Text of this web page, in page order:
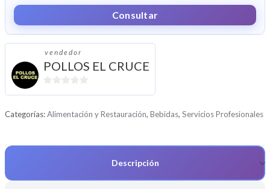
Consultar
vendedor
POLLOS EL CRUCE
e
Categorías:Alimentación y Restauración, Bebidas, Servicios Profesionales
Descripción